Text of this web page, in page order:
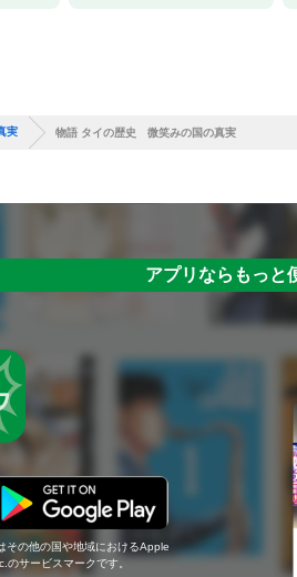
実 物語 タイの歴史 微笑みの国の真実
アプリならもっと
の他の国や地域におけるApple
サービスマークです。